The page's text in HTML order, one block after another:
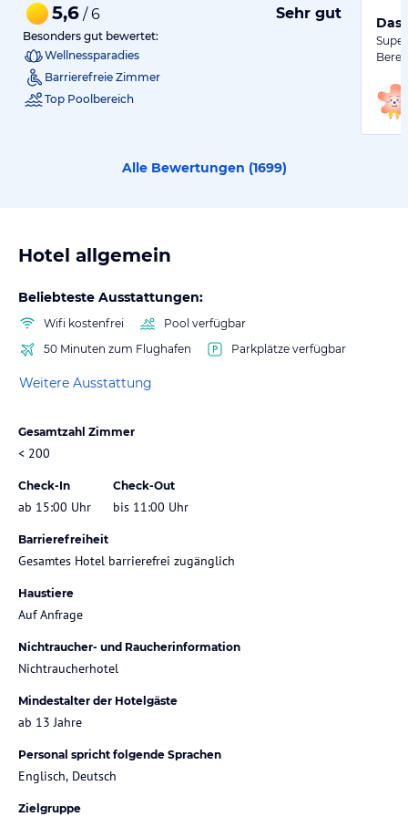
5,6 / 6 Sehr gut
Besonders gut bewertet:
Wellnessparadies
Barrierefreie Zimmer
Top Poolbereich
Das
Alle Bewertungen (1699)
Hotel allgemein
Beliebteste Ausstattungen:
Wifi kostenfrei
Pool verfügbar
50 Minuten zum Flughafen
Parkplätze verfügbar
Weitere Ausstattung
Gesamtzahl Zimmer
< 200
Check-In
ab 15:00 Uhr
Check-Out
bis 11:00 Uhr
Barrierefreiheit
Gesamtes Hotel barrierefrei zugänglich
Haustiere
Auf Anfrage
Nichtraucher- und Raucherinformation
Nichtraucherhotel
Mindestalter der Hotelgäste
ab 13 Jahre
Personal spricht folgende Sprachen
Englisch, Deutsch
Zielgruppe